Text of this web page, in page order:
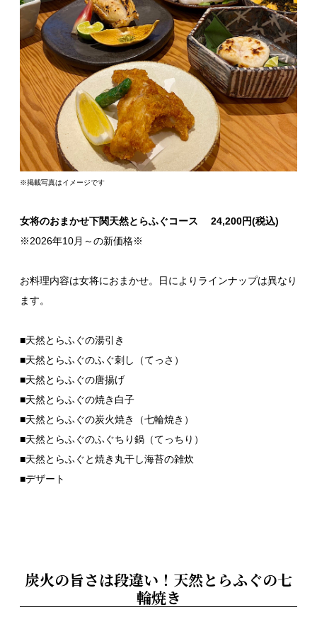
※掲載写真はイメージです
女将のおまかせ下関天然とらふぐコース 24,200円(税込)
※2026年10月～の新価格※
お料理内容は女将におまかせ。日によりラインナップは異なり
ます。
■天然とらふぐの湯引き
■天然とらふぐのふぐ刺し（てっさ）
■天然とらふぐの唐揚げ
■天然とらふぐの焼き白子
■天然とらふぐの炭火焼き（七輪焼き）
■天然とらふぐのふぐちり鍋（てっちり）
■天然とらふぐと焼き丸干し海苔の雑炊
■デザート
炭火の旨さは段違い！天然とらふぐの七
輪焼き